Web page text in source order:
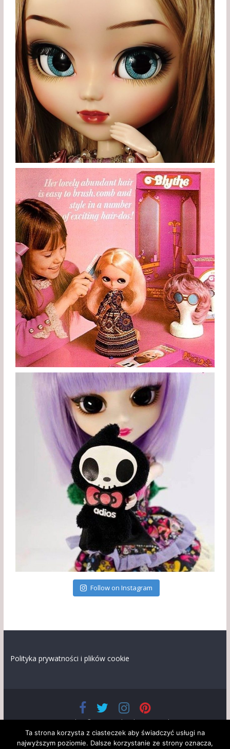
Follow on Instagram
Polityka prywatności i plików cookie
Prawa autorskie © 2026Lalandia. Wszystkie prawa
zastrzeżone.
Szablon: ColorMag opracowany przezThemeGrill. Wspierane
Ta strona korzysta z ciasteczek aby świadczyć usługi na
najwyższym poziomie. Dalsze korzystanie ze strony oznacza,